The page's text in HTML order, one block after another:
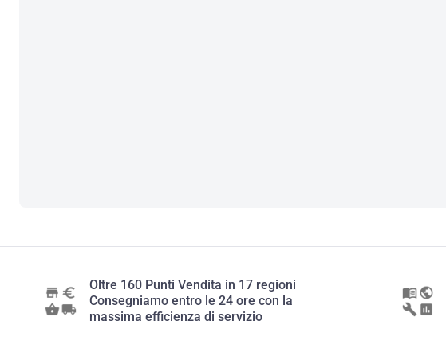
Oltre 160 Punti Vendita in 17 regioni
Consegniamo entro le 24 ore con la
massima efficienza di servizio